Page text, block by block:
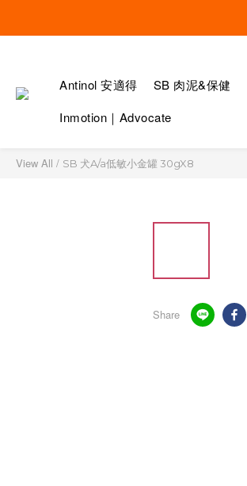
Antinol 安適得 SB 肉泥&保健
Inmotion｜Advocate
View All / SB 犬A/a低敏小金罐 30gX8
Share